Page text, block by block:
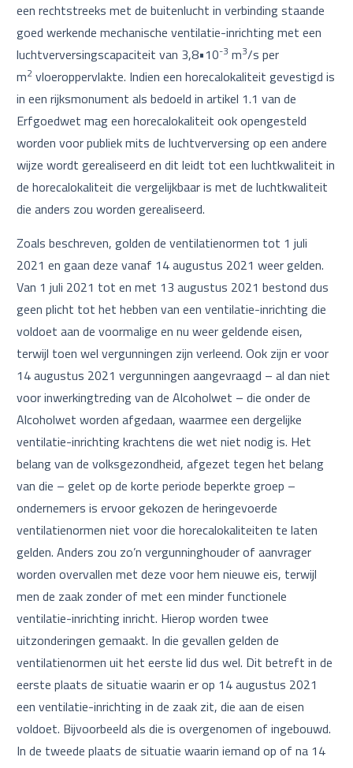
een rechtstreeks met de buitenlucht in verbinding staande
goed werkende mechanische ventilatie-inrichting met een
luchtverversingscapaciteit van 3,8•10-3 m3/s per
m2 vloeroppervlakte. Indien een horecalokaliteit gevestigd is
in een rijksmonument als bedoeld in artikel 1.1 van de
Erfgoedwet mag een horecalokaliteit ook opengesteld
worden voor publiek mits de luchtverversing op een andere
wijze wordt gerealiseerd en dit leidt tot een luchtkwaliteit in
de horecalokaliteit die vergelijkbaar is met de luchtkwaliteit
die anders zou worden gerealiseerd.
Zoals beschreven, golden de ventilatienormen tot 1 juli
2021 en gaan deze vanaf 14 augustus 2021 weer gelden.
Van 1 juli 2021 tot en met 13 augustus 2021 bestond dus
geen plicht tot het hebben van een ventilatie-inrichting die
voldoet aan de voormalige en nu weer geldende eisen,
terwijl toen wel vergunningen zijn verleend. Ook zijn er voor
14 augustus 2021 vergunningen aangevraagd – al dan niet
voor inwerkingtreding van de Alcoholwet – die onder de
Alcoholwet worden afgedaan, waarmee een dergelijke
ventilatie-inrichting krachtens die wet niet nodig is. Het
belang van de volksgezondheid, afgezet tegen het belang
van die – gelet op de korte periode beperkte groep –
ondernemers is ervoor gekozen de heringevoerde
ventilatienormen niet voor die horecalokaliteiten te laten
gelden. Anders zou zo’n vergunninghouder of aanvrager
worden overvallen met deze voor hem nieuwe eis, terwijl
men de zaak zonder of met een minder functionele
ventilatie-inrichting inricht. Hierop worden twee
uitzonderingen gemaakt. In die gevallen gelden de
ventilatienormen uit het eerste lid dus wel. Dit betreft in de
eerste plaats de situatie waarin er op 14 augustus 2021
een ventilatie-inrichting in de zaak zit, die aan de eisen
voldoet. Bijvoorbeeld als die is overgenomen of ingebouwd.
In de tweede plaats de situatie waarin iemand op of na 14